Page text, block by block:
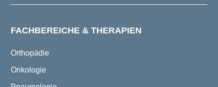
FACHBEREICHE & THERAPIEN
Orthopädie
Onkologie